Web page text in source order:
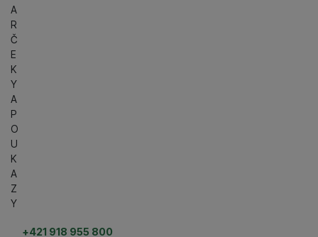
A
R
Č
E
K
Y
A
P
O
U
K
A
Z
Y
+421 918 955 800